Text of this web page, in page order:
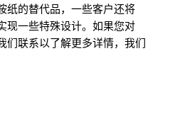
纸的替代品，一些客户还将
现一些特殊设计。如果您对
们联系以了解更多详情，我们